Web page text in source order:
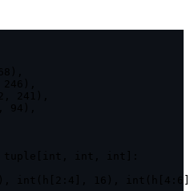
int(h[2:4], 16),